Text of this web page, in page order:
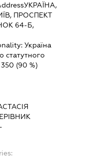
УКРАЇНА,
ПРОСПЕКТ
64-Б,
Україна
статутного
(90 %)